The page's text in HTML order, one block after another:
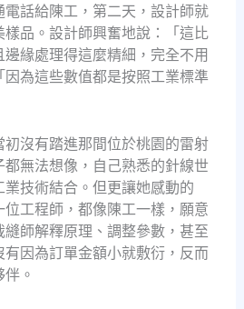
電話給陳工，第二天，設計師就
品。設計師興奮地說：「這比
緣處理得這麼精細，完全不用
為這些數值都是按照工業標準
沒有踏進那間位於桃園的雷射
無法想像，自己熟悉的針線世
技術結合。但更讓她感動的
工程師，都像陳工一樣，願意
師解釋原理、調整參數，甚至
因為訂單金額小就敷衍，反而
。